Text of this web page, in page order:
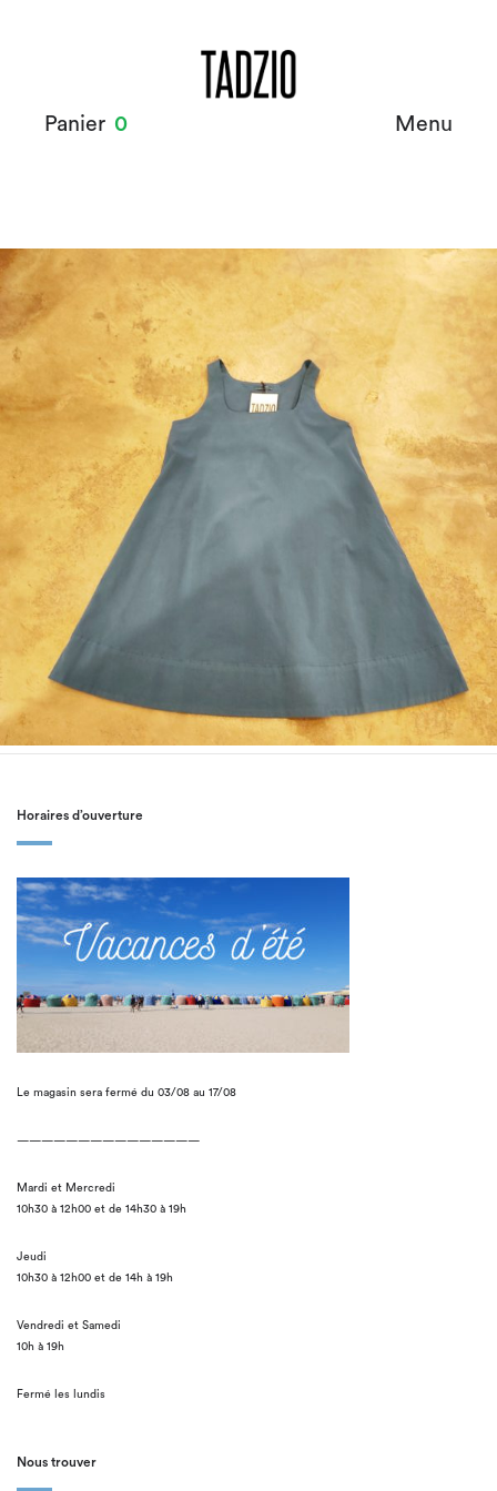
Panier 0 Menu
Horaires d’ouverture
Le magasin sera fermé du 03/08 au 17/08
———————————————
Mardi et Mercredi
10h30 à 12h00 et de 14h30 à 19h
Jeudi
10h30 à 12h00 et de 14h à 19h
Vendredi et Samedi
10h à 19h
Fermé les lundis
Nous trouver